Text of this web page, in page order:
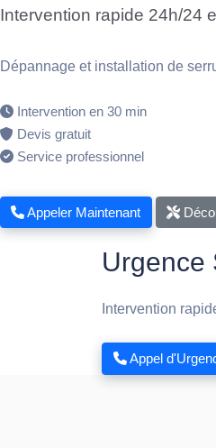
Intervention rapide 24h/24
Dépannage et installation de
Intervention en 30 min
Devis gratuit
Service professionnel
Appeler Maintenant
Urgence
Intervention
Appel